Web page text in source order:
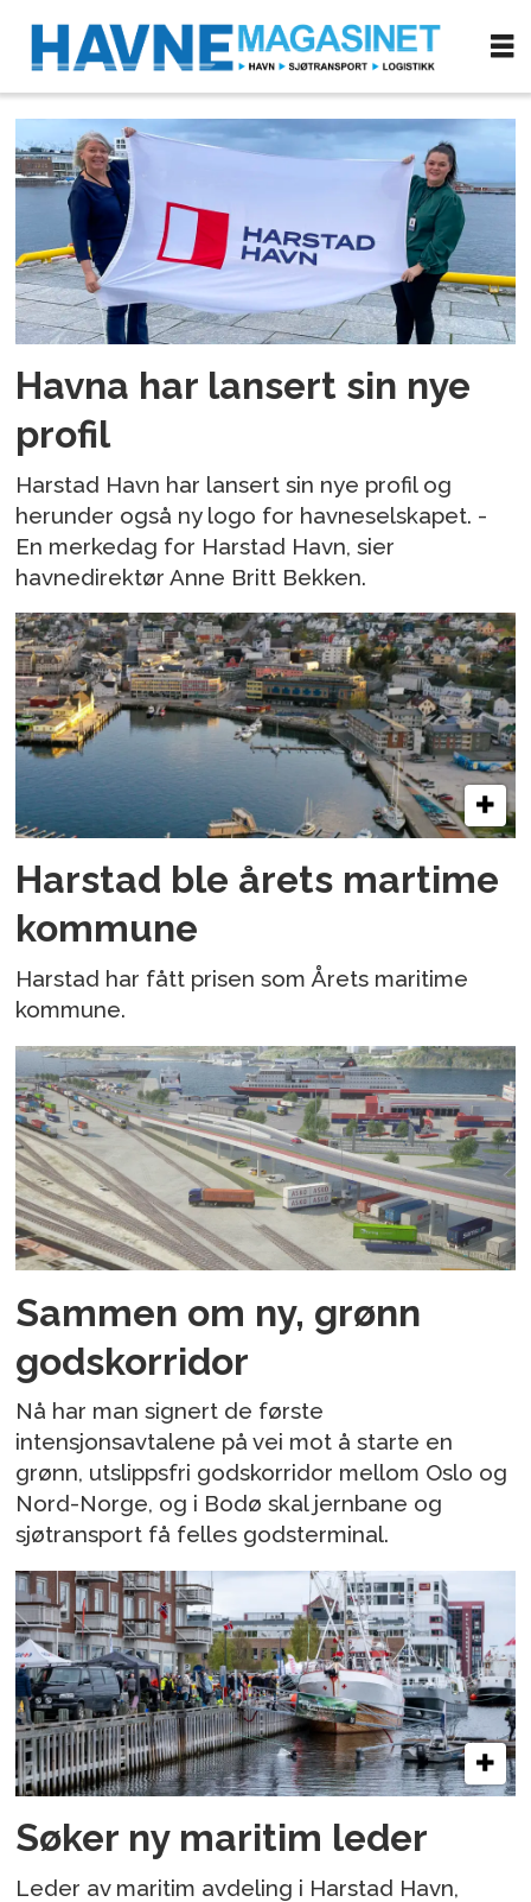
Tag:
harstad
havn
Havna har lansert sin nye
profil
Harstad Havn har lansert sin nye profil og
herunder også ny logo for havneselskapet. -
En merkedag for Harstad Havn, sier
havnedirektør Anne Britt Bekken.
Harstad ble årets martime
kommune
Harstad har fått prisen som Årets maritime
kommune.
Sammen om ny, grønn
godskorridor
Nå har man signert de første
intensjonsavtalene på vei mot å starte en
grønn, utslippsfri godskorridor mellom Oslo og
Nord-Norge, og i Bodø skal jernbane og
sjøtransport få felles godsterminal.
Søker ny maritim leder
Leder av maritim avdeling i Harstad Havn,